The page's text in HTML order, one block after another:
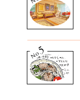
No.
5